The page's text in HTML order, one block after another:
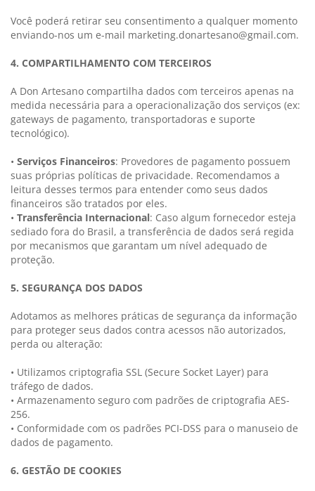
Você poderá retirar seu consentimento a qualquer momento
enviando-nos um e-mail marketing.donartesano@gmail.com.
4. COMPARTILHAMENTO COM TERCEIROS
A Don Artesano compartilha dados com terceiros apenas na
medida necessária para a operacionalização dos serviços (ex:
gateways de pagamento, transportadoras e suporte
tecnológico).
• Serviços Financeiros: Provedores de pagamento possuem
suas próprias políticas de privacidade. Recomendamos a
leitura desses termos para entender como seus dados
financeiros são tratados por eles.
• Transferência Internacional: Caso algum fornecedor esteja
sediado fora do Brasil, a transferência de dados será regida
por mecanismos que garantam um nível adequado de
proteção.
5. SEGURANÇA DOS DADOS
Adotamos as melhores práticas de segurança da informação
para proteger seus dados contra acessos não autorizados,
perda ou alteração:
• Utilizamos criptografia SSL (Secure Socket Layer) para
tráfego de dados.
• Armazenamento seguro com padrões de criptografia AES-
256.
• Conformidade com os padrões PCI-DSS para o manuseio de
dados de pagamento.
6. GESTÃO DE COOKIES